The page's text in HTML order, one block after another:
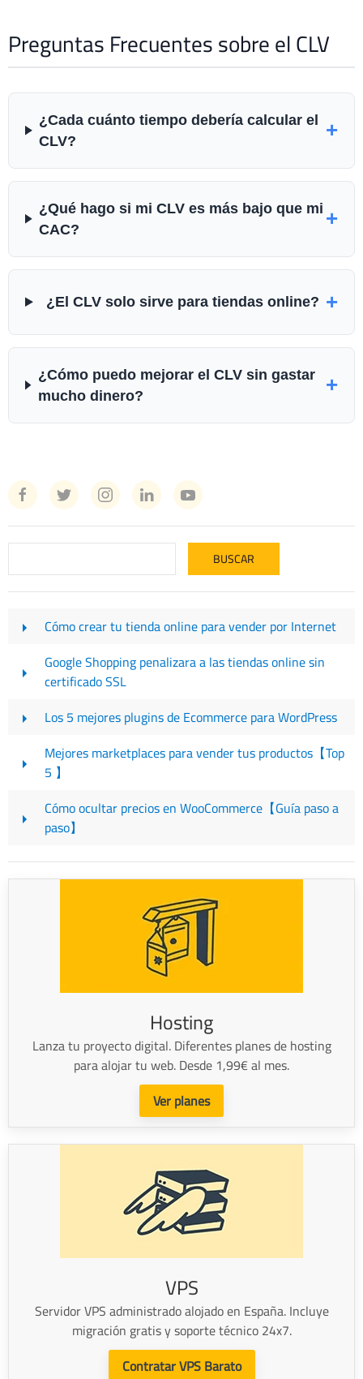
Preguntas Frecuentes sobre el CLV
¿Cada cuánto tiempo debería calcular el
CLV?
+
¿Qué hago si mi CLV es más bajo que mi
CAC?
+
¿El CLV solo sirve para tiendas online? +
¿Cómo puedo mejorar el CLV sin gastar
mucho dinero?
+
Cómo crear tu tienda online para vender por Internet
Google Shopping penalizara a las tiendas online sin
certificado SSL
Los 5 mejores plugins de Ecommerce para WordPress
Mejores marketplaces para vender tus productos【Top
5 】
Cómo ocultar precios en WooCommerce【Guía paso a
paso】
Hosting
Lanza tu proyecto digital. Diferentes planes de hosting
para alojar tu web. Desde 1,99€ al mes.
Ver planes
VPS
Servidor VPS administrado alojado en España. Incluye
migración gratis y soporte técnico 24x7.
Contratar VPS Barato